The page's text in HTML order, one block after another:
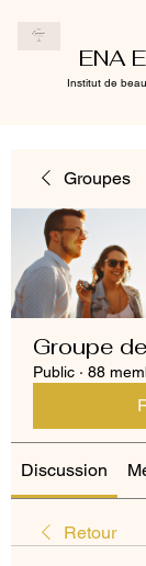
ENA
Institut de
Groupes
Groupe
Public · 88
Discussion
Retour